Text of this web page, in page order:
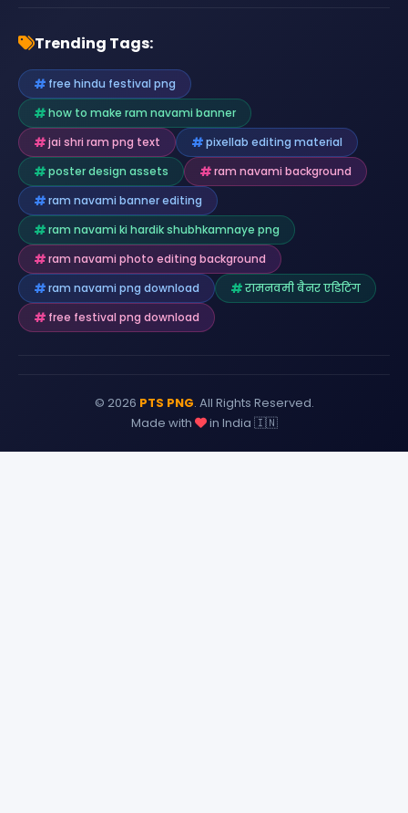
Trending Tags:
free hindu festival png
how to make ram navami banner
jai shri ram png text
pixellab editing material
poster design assets
ram navami background
ram navami banner editing
ram navami ki hardik shubhkamnaye png
ram navami photo editing background
ram navami png download
रामनवमी बैनर एडिटिंग
free festival png download
© 2026 PTS PNG. All Rights Reserved.
Made with
in India 🇮🇳